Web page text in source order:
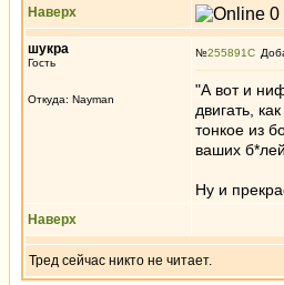
Наверх
шукра
Гость
Откуда: Nayman
№255891
"А вот и
двигать,
тонкое из
ваших
Ну и
Наверх
Тред сейчас никто не читает.